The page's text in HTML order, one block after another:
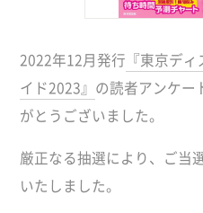
2022年12月発行 『東京デ
イド2023』 の読者アンケー
がとうございました。
厳正なる抽選により、ご当
いたしました。